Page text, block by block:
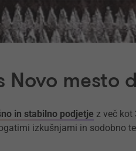
Novo mesto
in stabilno podjetje z več
izkušnjami in sodobno